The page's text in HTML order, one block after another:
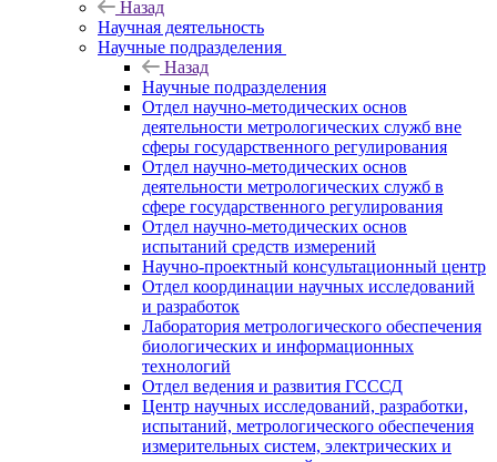
Назад
Научная деятельность
Научные подразделения
Назад
Научные подразделения
Отдел научно-методических основ
деятельности метрологических служб вне
сферы государственного регулирования
Отдел научно-методических основ
деятельности метрологических служб в
сфере государственного регулирования
Отдел научно-методических основ
испытаний средств измерений
Научно-проектный консультационный центр
Отдел координации научных исследований
и разработок
Лаборатория метрологического обеспечения
биологических и информационных
технологий
Отдел ведения и развития ГСССД
Центр научных исследований, разработки,
испытаний, метрологического обеспечения
измерительных систем, электрических и